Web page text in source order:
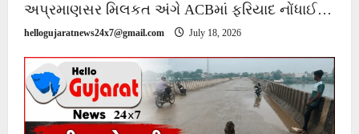
અપ્રમાણસર મિલકત અંગે ACBમાં ફરિયાદ નોંધાઈ…
hellogujaratnews24x7@gmail.com July 18, 2026